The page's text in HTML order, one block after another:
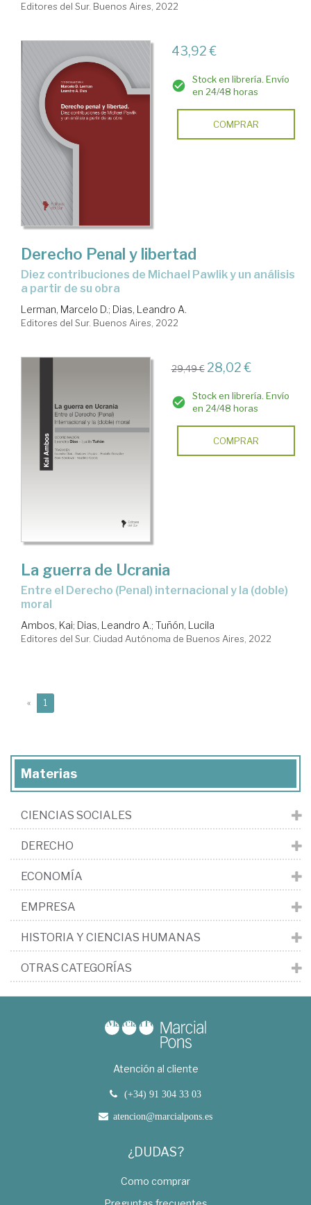
Editores del Sur. Buenos Aires, 2022
43,92 €
Stock en librería. Envío
en 24/48 horas
COMPRAR
Derecho Penal y libertad
diez contribuciones de Michael Pawlik y un análisis
a partir de su obra
Lerman, Marcelo D.; Dias, Leandro A.
Editores del Sur. Buenos Aires, 2022
29,49 € 28,02 €
Stock en librería. Envío
en 24/48 horas
COMPRAR
La guerra de Ucrania
Entre el Derecho (Penal) internacional y la (doble)
moral
Ambos, Kai; Dias, Leandro A.; Tuñón, Lucila
Editores del Sur. Ciudad Autónoma de Buenos Aires, 2022
« 1
Materias
CIENCIAS SOCIALES
DERECHO
ECONOMÍA
EMPRESA
HISTORIA Y CIENCIAS HUMANAS
OTRAS CATEGORÍAS
Atención al cliente
(+34) 91 304 33 03
atencion@marcialpons.es
¿DUDAS?
Como comprar